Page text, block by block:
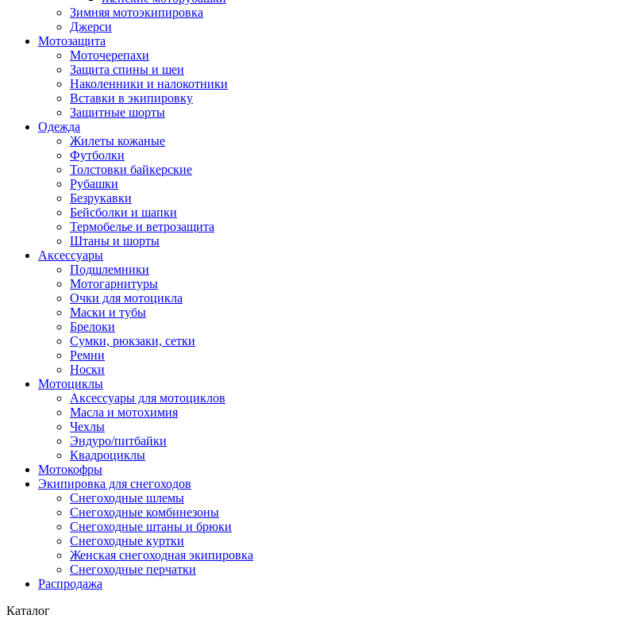
Зимняя мотоэкипировка
Джерси
Мотозащита
Моточерепахи
Защита спины и шеи
Наколенники и налокотники
Вставки в экипировку
Защитные шорты
Одежда
Жилеты кожаные
Футболки
Толстовки байкерские
Рубашки
Безрукавки
Бейсболки и шапки
Термобелье и ветрозащита
Штаны и шорты
Аксессуары
Подшлемники
Мотогарнитуры
Очки для мотоцикла
Маски и тубы
Брелоки
Сумки, рюкзаки, сетки
Ремни
Носки
Мотоциклы
Аксессуары для мотоциклов
Масла и мотохимия
Чехлы
Эндуро/питбайки
Квадроциклы
Мотокофры
Экипировка для снегоходов
Снегоходные шлемы
Снегоходные комбинезоны
Снегоходные штаны и брюки
Снегоходные куртки
Женская снегоходная экипировка
Снегоходные перчатки
Распродажа
Каталог